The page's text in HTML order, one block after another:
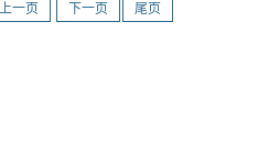
上一页 下一页 尾页